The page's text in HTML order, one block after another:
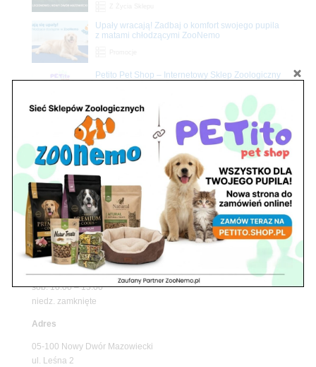
Upały wracają! Zadbaj o komfort swojego pupila
z matami chłodzącymi ZooNemo
Petito Pet Shop – Internetowy Sklep Zoologiczny
Znajdź nas
Adres
05-120 Legionowo
ul. Piłsudskiego 31,
pawilon 134
tel./fax. 22 784 71 96
Godziny pracy
pon. – piąt. 10.00 – 19.00
sob. 10.00 – 15.00
niedz. zamknięte
Adres
05-100 Nowy Dwór Mazowiecki
ul. Leśna 2